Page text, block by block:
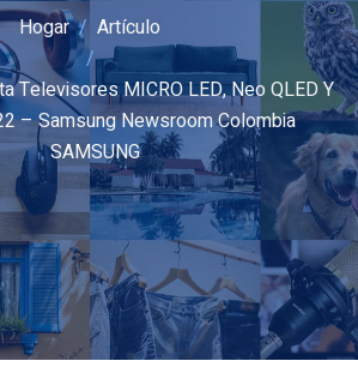
Hogar Artículo
Televisores MICRO LED, Neo QLED Y
– Samsung Newsroom Colombia
SAMSUNG